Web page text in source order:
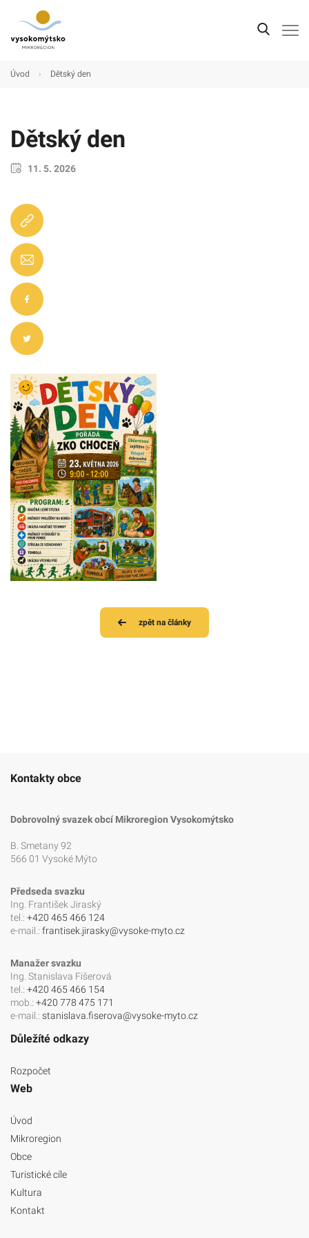
Úvod › Dětský den
Dětský den
11. 5. 2026
zpět na články
Kontakty obce
Dobrovolný svazek obcí Mikroregion Vysokomýtsko
B. Smetany 92
566 01 Vysoké Mýto
Předseda svazku
Ing. František Jiraský
tel.: +420 465 466 124
e-mail.: frantisek.jirasky@vysoke-myto.cz
Manažer svazku
Ing. Stanislava Fišerová
tel.: +420 465 466 154
mob.: +420 778 475 171
e-mail.: stanislava.fiserova@vysoke-myto.cz
Důležíté odkazy
Rozpočet
Web
Úvod
Mikroregion
Obce
Turistické cíle
Kultura
Kontakt
Úvod
Obce
Turistické cíle
Kontakt